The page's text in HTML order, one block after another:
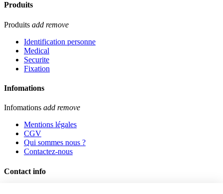
Produits
Produits add remove
Identification personne
Medical
Securite
Fixation
Infomations
Infomations add remove
Mentions légales
CGV
Qui sommes nous ?
Contactez-nous
Contact info